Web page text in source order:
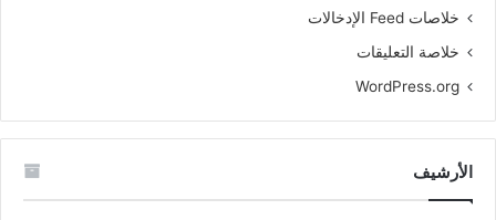
خلاصات Feed الإدخالات
خلاصة التعليقات
WordPress.org
الأرشيف